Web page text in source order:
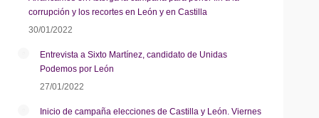
corrupción y los recortes en León y en Castilla
30/01/2022
Entrevista a Sixto Martínez, candidato de Unidas
Podemos por León
27/01/2022
Inicio de campaña elecciones de Castilla y León. Viernes